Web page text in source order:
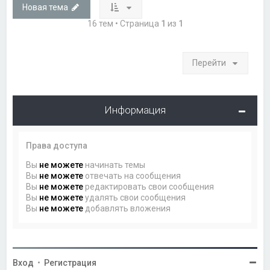
Новая тема
16 тем • Страница 1 из 1
Перейти
Информация
Права доступа
Вы не можете начинать темы
Вы не можете отвечать на сообщения
Вы не можете редактировать свои сообщения
Вы не можетеудалять свои сообщения
Вы не можете добавлять вложения
Вход • Регистрация